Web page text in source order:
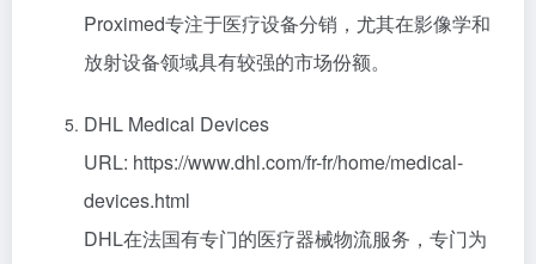
Proximed专注于医疗设备分销，尤其在影像学和
放射设备领域具有较强的市场份额。
DHL Medical Devices
URL: https://www.dhl.com/fr-fr/home/medical-
devices.html
DHL在法国有专门的医疗器械物流服务，专门为